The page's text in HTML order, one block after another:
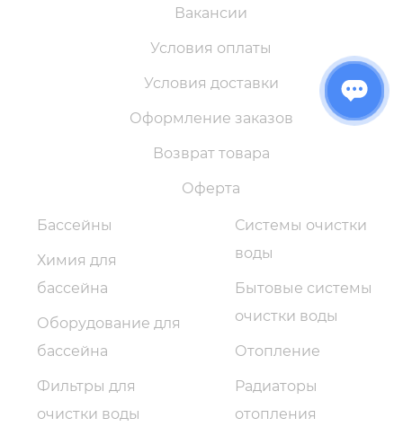
Вакансии
Условия оплаты
Условия доставки
Оформление заказов
Возврат товара
Оферта
Бассейны
Химия для
бассейна
Оборудование для
бассейна
Фильтры для
очистки воды
Системы очистки
воды
Бытовые системы
очистки воды
Отопление
Радиаторы
отопления